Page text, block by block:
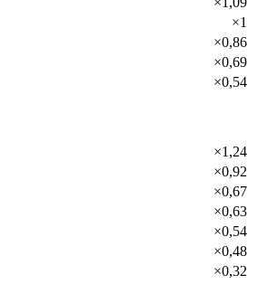
×1
×0,86
×0,69
×0,54
×1,24
×0,92
×0,67
×0,63
×0,54
×0,48
×0,32